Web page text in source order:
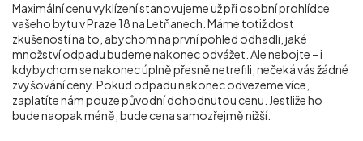
Maximální cenu vyklízení stanovujeme už při osobní prohlídce
vašeho bytu v Praze 18 na Letňanech. Máme totiž dost
zkušeností na to, abychom na první pohled odhadli, jaké
množství odpadu budeme nakonec odvážet. Ale nebojte – i
kdybychom se nakonec úplně přesně netrefili, nečeká vás žádné
zvyšování ceny. Pokud odpadu nakonec odvezeme více,
zaplatíte nám pouze původní dohodnutou cenu. Jestliže ho
bude naopak méně, bude cena samozřejmě nižší.